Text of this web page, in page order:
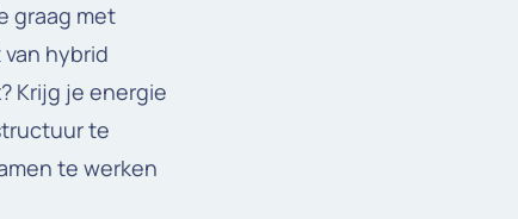
graag met
hybrid
Krijg je energie
te
te werken